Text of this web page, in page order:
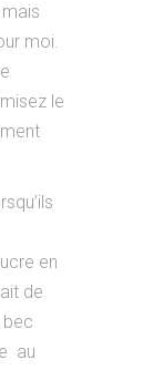
moi.
le
en
de
bec
au